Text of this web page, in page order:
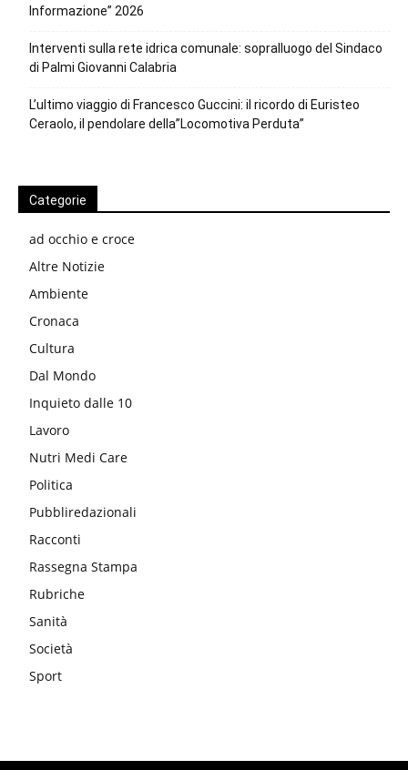
Informazione” 2026
Interventi sulla rete idrica comunale: sopralluogo del Sindaco
di Palmi Giovanni Calabria
L’ultimo viaggio di Francesco Guccini: il ricordo di Euristeo
Ceraolo, il pendolare della”Locomotiva Perduta”
Categorie
ad occhio e croce
Altre Notizie
Ambiente
Cronaca
Cultura
Dal Mondo
Inquieto dalle 10
Lavoro
Nutri Medi Care
Politica
Pubbliredazionali
Racconti
Rassegna Stampa
Rubriche
Sanità
Società
Sport